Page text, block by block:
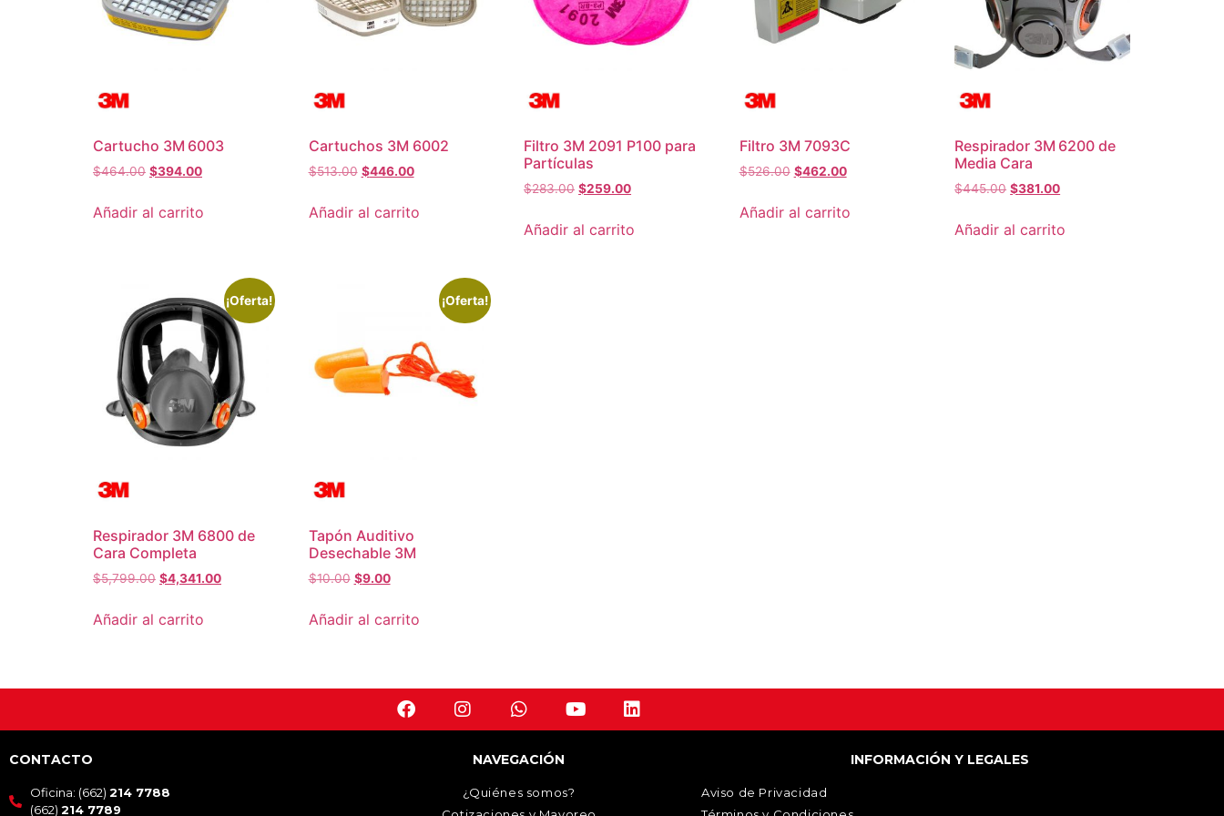
Cartucho 3M 6003
$464.00 $394.00
Añadir al carrito
Cartuchos 3M 6002
$513.00 $446.00
Añadir al carrito
Filtro 3M 2091 P100 para
Partículas
$283.00 $259.00
Añadir al carrito
Filtro 3M 7093C
$526.00 $462.00
Añadir al carrito
Respirador 3M 6200 de
Media Cara
$445.00 $381.00
Añadir al carrito
¡Oferta!
Respirador 3M 6800 de
Cara Completa
$5,799.00 $4,341.00
Añadir al carrito
¡Oferta!
Tapón Auditivo
Desechable 3M
$10.00 $9.00
Añadir al carrito
CONTACTO
Oficina: (662) 214 7788
(662) 214 7789
NAVEGACIÓN
¿Quiénes somos?
INFORMACIÓN Y LEGALES
Aviso de Privacidad